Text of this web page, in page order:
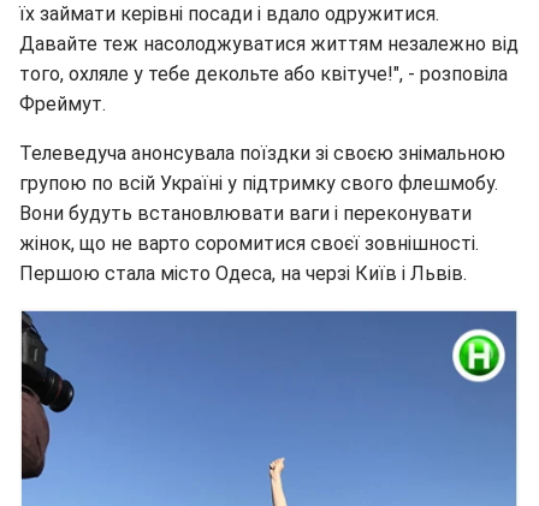
їх займати керівні посади і вдало одружитися.
Давайте теж насолоджуватися життям незалежно від
того, охляле у тебе декольте або квітуче!", - розповіла
Фреймут.
Телеведуча анонсувала поїздки зі своєю знімальною
групою по всій Україні у підтримку свого флешмобу.
Вони будуть встановлювати ваги і переконувати
жінок, що не варто соромитися своєї зовнішності.
Першою стала місто Одеса, на черзі Київ і Львів.